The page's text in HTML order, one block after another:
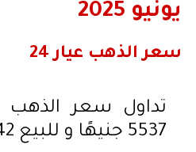
يونيو 2025
سعر الذهب عيار 24
5537 جنيهًا و للبيع 5542 جنيهًا .